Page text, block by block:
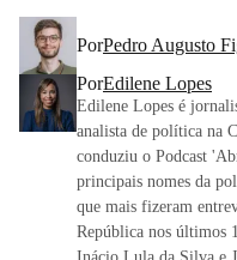
PorPedro Augusto
PorEdilene Lopes
Edilene Lopes é
analista de política na
conduziu o Podcast
principais nomes da
que mais fizeram
República nos últimos